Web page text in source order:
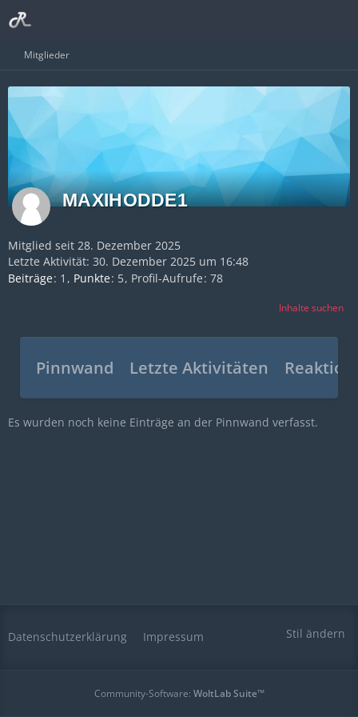
Mitglieder
MAXIHODDE1
Mitglied seit 28. Dezember 2025
Letzte Aktivität: 30. Dezember 2025 um 16:48
Beiträge 1 Punkte 5 Profil-Aufrufe 78
Inhalte suchen
Pinnwand Letzte Aktivitäten
Es wurden noch keine Einträge an der Pinnwand verfasst.
Stil ändern
Datenschutzerklärung Impressum
Community-Software: WoltLab Suite™